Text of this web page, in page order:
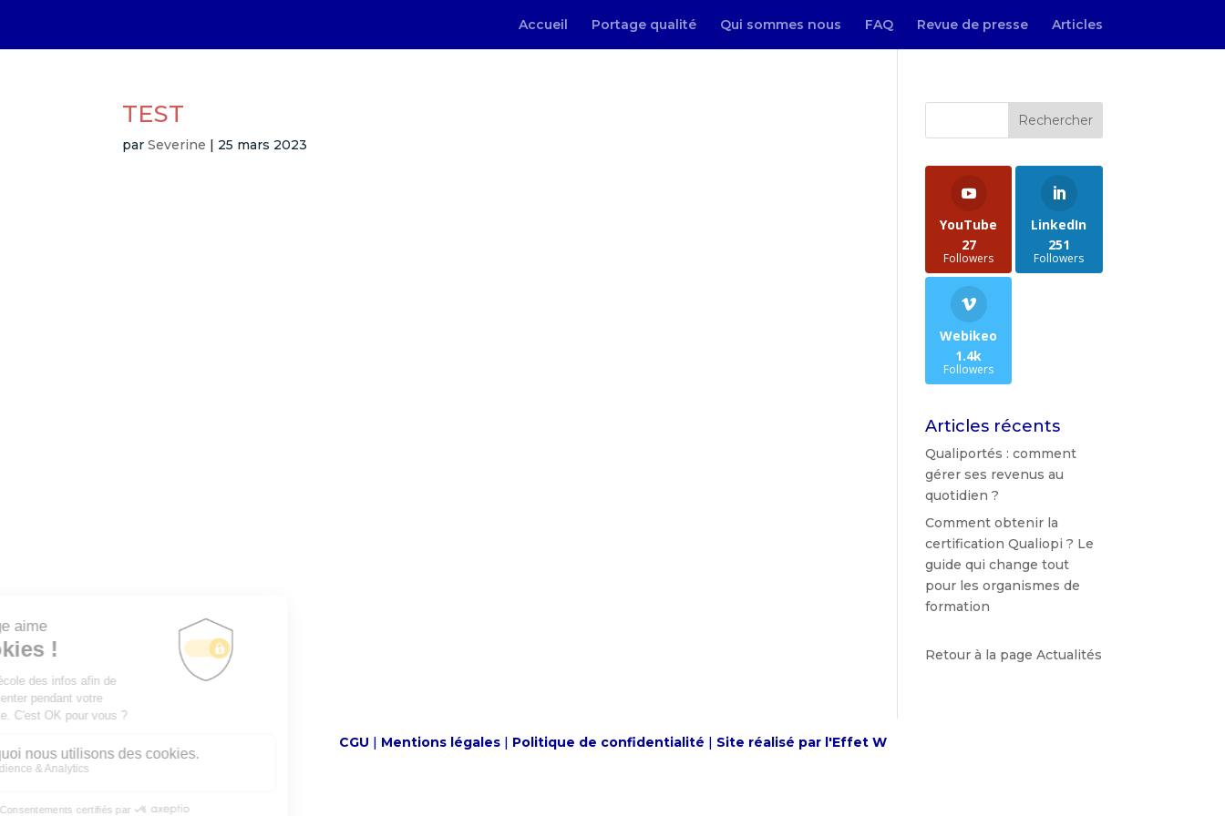
Accueil Portage qualité Qui sommes nous FAQ Revue de presse Articles
TEST
parSeverine | 25 mars 2023
YouTube
27
Followers
LinkedIn
251
Followers
Webikeo
1.4k
Followers
Articles récents
Qualiportés : comment
gérer ses revenus au
quotidien ?
Comment obtenir la
certification Qualiopi ? Le
guide qui change tout
pour les organismes de
formation
Retour à la page Actualités
CGU | Mentions légales| Politique de confidentialité | Site réalisé par l'Effet W
Chatliopi
En ligne
👋 Bienvenue chezQualiPortage
Je suisChatliopi, votre assistant
Qualiopi.
sam. 8 août à 06:40
Avec **QualiPortage**, accédez à la
certification **Qualiopi** sans créer votre
propre organisme certifié — conservez
votre indépendance tou